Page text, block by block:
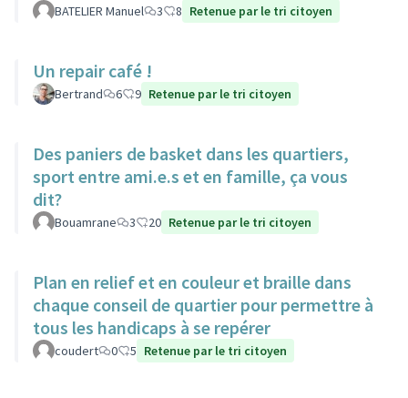
BATELIER Manuel 3 8 Retenue par le tri citoyen
Un repair café !
Bertrand 6 9 Retenue par le tri citoyen
Des paniers de basket dans les quartiers,
sport entre ami.e.s et en famille, ça vous
dit?
Bouamrane 3 20 Retenue par le tri citoyen
Plan en relief et en couleur et braille dans
chaque conseil de quartier pour permettre à
tous les handicaps à se repérer
coudert 0 5 Retenue par le tri citoyen